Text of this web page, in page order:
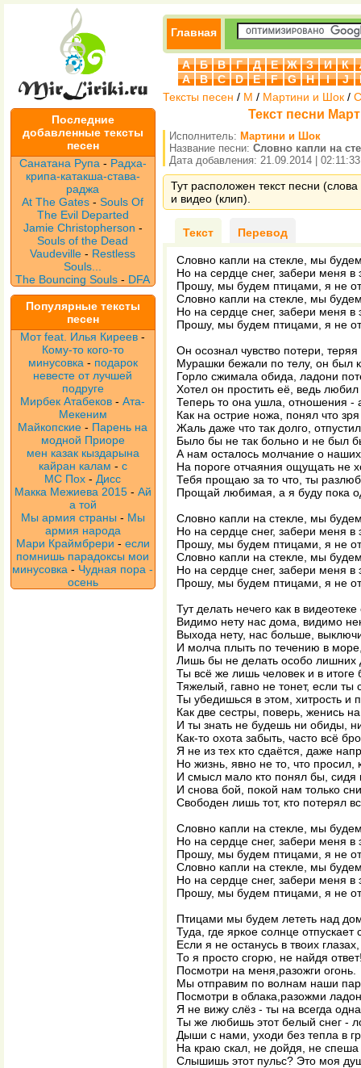
Последние
добавленные тексты
песен
Санатана Рупа - Радха-
крипа-катакша-става-
раджа
At The Gates -Souls Of
The Evil Departed
Jamie Christopherson -
Souls of the Dead
Vaudeville- Restless
Souls...
The Bouncing Souls - DFA
Популярные тексты
песен
Мот feat. Илья Киреев -
Кому-то кого-то
минусовка - подарок
невесте от лучшей
подруге
Мирбек Атабеков -Ата-
Мекеним
Майкопские - Парень на
модной Приоре
мен казак кыздарына
кайран калам - с
МС Пох - Дисс
Макка Межиева 2015 - Ай
а той
Мы армия страны - Мы
армия народа
Мари Краймбрери - если
помнишь парадоксы мои
минусовка - Чудная пора -
осень
Главная
А Б В Г Д Е Ж З И К
A
B C D E F G H I J
Тексты песен / М / Мартини и Шок /
Текст песни
Исполнитель: Мартини и Шок
Название песни: Словно капли на
Дата добавления: 21.09.2014 | 02:11:33
Тут расположен текст песни
и видео (клип).
Текст Перевод
Словно капли на стекле, мы
Но на сердце снег, забери меня в
Прошу, мы будем птицами, я не
Словно капли на стекле, мы
Но на сердце снег, забери меня в
Прошу, мы будем птицами, я не
Он осознал чувство потери,
Мурашки бежали по телу, он был
Горло сжимала обида, ладони
Хотел он простить её, ведь
Теперь то она ушла, отношения -
Как на острие ножа, понял что
Жаль даже что так долго,
Было бы не так больно и не был
А нам осталось молчание о наших
На пороге отчаяния ощущать не
Тебя прощаю за то что, ты
Прощай любимая, а я буду пока
Словно капли на стекле, мы
Но на сердце снег, забери меня в
Прошу, мы будем птицами, я не
Словно капли на стекле, мы
Но на сердце снег, забери меня в
Прошу, мы будем птицами, я не
Тут делать нечего как в
Видимо нету нас дома, видимо
Выхода нету, нас больше,
И молча плыть по течению в
Лишь бы не делать особо лишних
Ты всё же лишь человек и в итоге
Тяжелый, гавно не тонет, если ты
Ты убедишься в этом, хитрость и
Как две сестры, поверь, женись
И ты знать не будешь ни обиды,
Как-то охота забыть, часто всё
Я не из тех кто сдаётся, даже
Но жизнь, явно не то, что просил,
И смысл мало кто понял бы, сидя
И снова бой, покой нам только
Свободен лишь тот, кто потерял
Словно капли на стекле, мы
Но на сердце снег, забери меня в
Прошу, мы будем птицами, я не
Словно капли на стекле, мы
Но на сердце снег, забери меня в
Прошу, мы будем птицами, я не
Птицами мы будем лететь над
Туда, где яркое солнце отпускает
Если я не останусь в твоих глазах,
То я просто сгорю, не найдя
Посмотри на меня,разожги огонь.
Мы отправим по волнам наши
Посмотри в облака,разожми
Я не вижу слёз - ты на всегда
Ты же любишь этот белый снег -
Дыши с нами, уходи без тепла в
На краю скал, не дойдя, не спеша
Слышишь этот пульс? Это моя